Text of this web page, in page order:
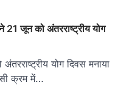
जून को अंतरराष्ट्रीय योग
योग दिवस मनाया
क्रम में…